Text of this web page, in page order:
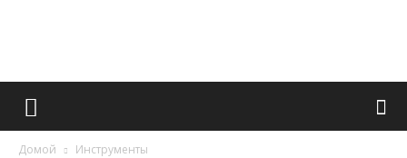
Французский
Домой Инструменты